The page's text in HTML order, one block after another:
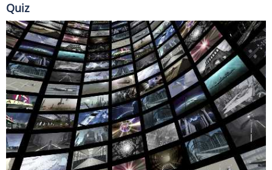
Quiz